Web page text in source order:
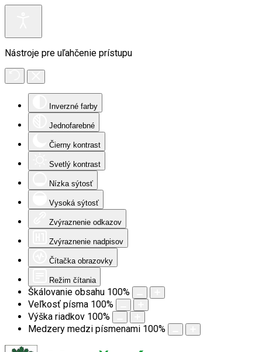
Nástroje pre uľahčenie prístupu
Inverzné farby
Jednofarebné
Čierny kontrast
Svetlý kontrast
Nízka sýtosť
Vysoká sýtosť
Zvýraznenie odkazov
Zvýraznenie nadpisov
Čítačka obrazovky
Režim čítania
Škálovanie obsahu 100%
Veľkosť písma 100%
Výška riadkov 100%
Medzery medzi písmenami 100%